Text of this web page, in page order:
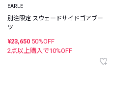
EARLE
別注限定 スウェードサイドゴアブー
ツ
¥23,650 50%OFF
2点以上購入で10%OFF